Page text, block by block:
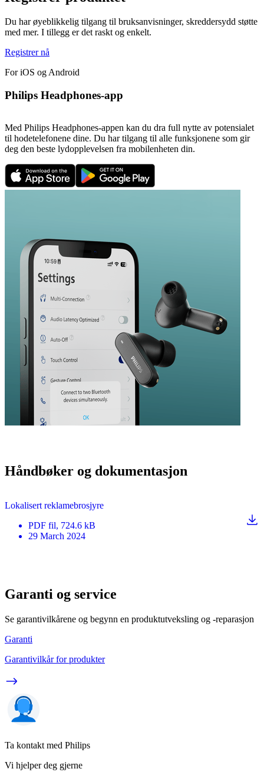
Du har øyeblikkelig tilgang til bruksanvisninger, skreddersydd støtte
med mer. I tillegg er det raskt og enkelt.
Registrer nå
For iOS og Android
Philips Headphones-app
Med Philips Headphones-appen kan du dra full nytte av potensialet
til hodetelefonene dine. Du har tilgang til alle funksjonene som gir
deg den beste lydopplevelsen fra mobilenheten din.
Håndbøker og dokumentasjon
Lokalisert reklamebrosjyre
PDF fil, 724.6 kB
29 March 2024
Garanti og service
Se garantivilkårene og begynn en produktutveksling og -reparasjon
Garanti
Garantivilkår for produkter
Ta kontakt med Philips
Vi hjelper deg gjerne